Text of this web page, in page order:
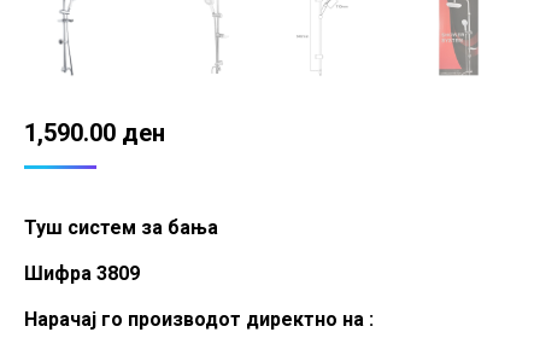
1,590.00 ден
Туш систем за бања
Шифра 3809
Нарачај го производот директно на :